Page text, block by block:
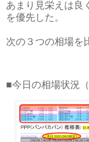
あまり見栄えは良
を優先した。
次の３つの相場を
■今日の相場状況